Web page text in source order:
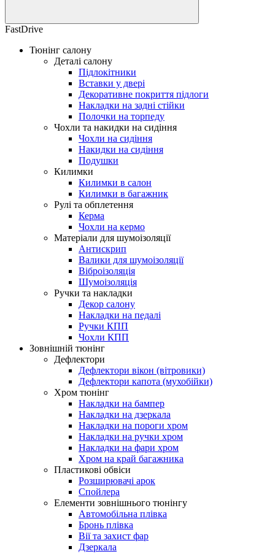
FastDrive
Тюнінг салону
Деталі салону
Підлокітники
Вставки у двері
Декоративне покриття підлоги
Накладки на задні стійки
Полочки на торпеду
Чохли та накидки на сидіння
Чохли на сидіння
Накидки на сидіння
Подушки
Килимки
Килимки в салон
Килимки в багажник
Рулі та обплетення
Керма
Чохли на кермо
Матеріали для шумоізоляції
Антискрип
Валики для шумоізоляції
Віброізоляція
Шумоізоляція
Ручки та накладки
Декор салону
Накладки на педалі
Ручки КПП
Чохли КПП
Зовнішній тюнінг
Дефлектори
Дефлектори вікон (вітровики)
Дефлектори капота (мухобійки)
Хром тюнінг
Накладки на бампер
Накладки на дзеркала
Накладки на пороги хром
Накладки на ручки хром
Накладки на фари хром
Хром на край багажника
Пластикові обвіси
Розширювачі арок
Спойлера
Елементи зовнішнього тюнінгу
Автомобільна плівка
Бронь плівка
Вії та захист фар
Дзеркала